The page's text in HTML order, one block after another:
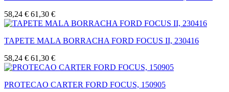
58,24 € 61,30 €
TAPETE MALA BORRACHA FORD FOCUS II, 230416
58,24 € 61,30 €
PROTECAO CARTER FORD FOCUS, 150905